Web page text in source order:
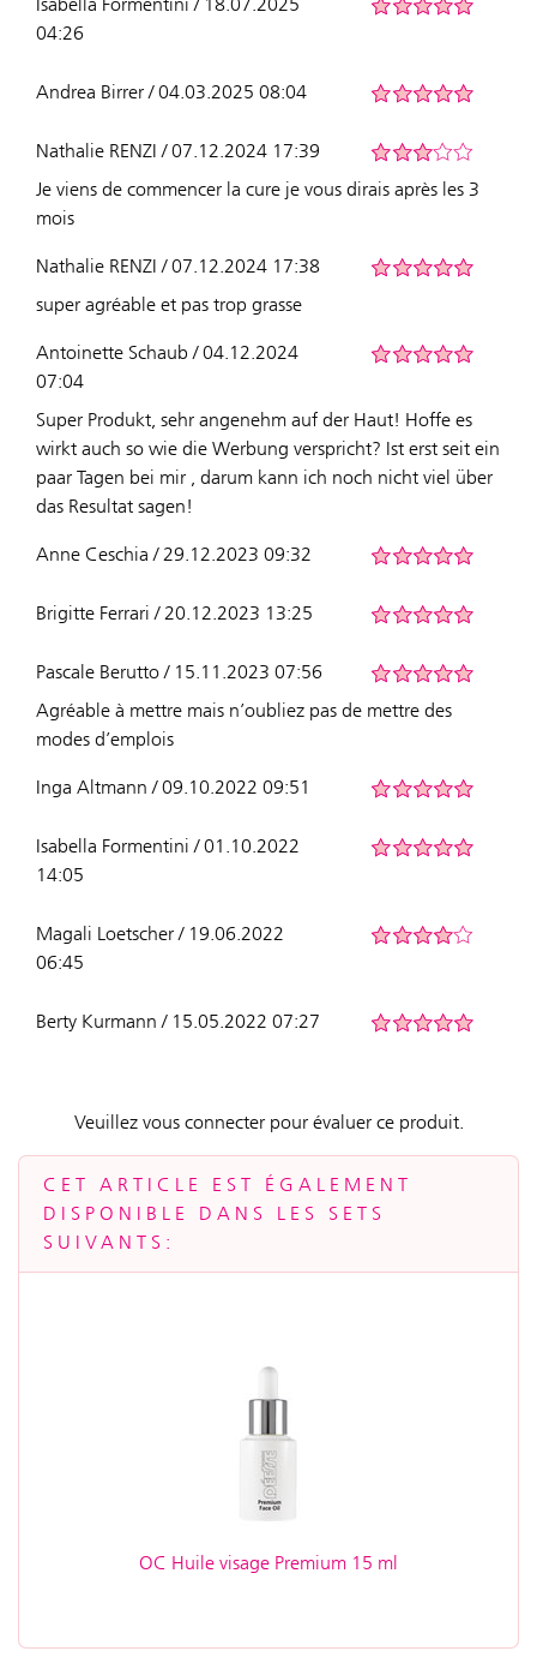
04:26
Andrea Birrer / 04.03.2025 08:04
Nathalie RENZI / 07.12.2024 17:39
Je viens de commencer la cure je vous dirais après les 3
mois
Nathalie RENZI / 07.12.2024 17:38
super agréable et pas trop grasse
Antoinette Schaub / 04.12.2024
07:04
Super Produkt, sehr angenehm auf der Haut! Hoffe es
wirkt auch so wie die Werbung verspricht? Ist erst seit ein
paar Tagen bei mir , darum kann ich noch nicht viel über
das Resultat sagen!
Anne Ceschia / 29.12.2023 09:32
Brigitte Ferrari / 20.12.2023 13:25
Pascale Berutto / 15.11.2023 07:56
Agréable à mettre mais n’oubliez pas de mettre des
modes d’emplois
Inga Altmann / 09.10.2022 09:51
Isabella Formentini / 01.10.2022
14:05
Magali Loetscher / 19.06.2022
06:45
Berty Kurmann / 15.05.2022 07:27
Veuillez vous connecter pour évaluer ce produit.
CET ARTICLE EST ÉGALEMENT
DISPONIBLE DANS LES SETS
SUIVANTS:
OC Huile visage Premium 15 ml